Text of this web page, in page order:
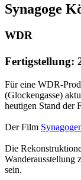
Synagoge
WDR
Fertigstellung:
Für eine WDR-
(Glockengasse)
heutigen Stand der
Der Film
Die
Wanderausstellung
sein.